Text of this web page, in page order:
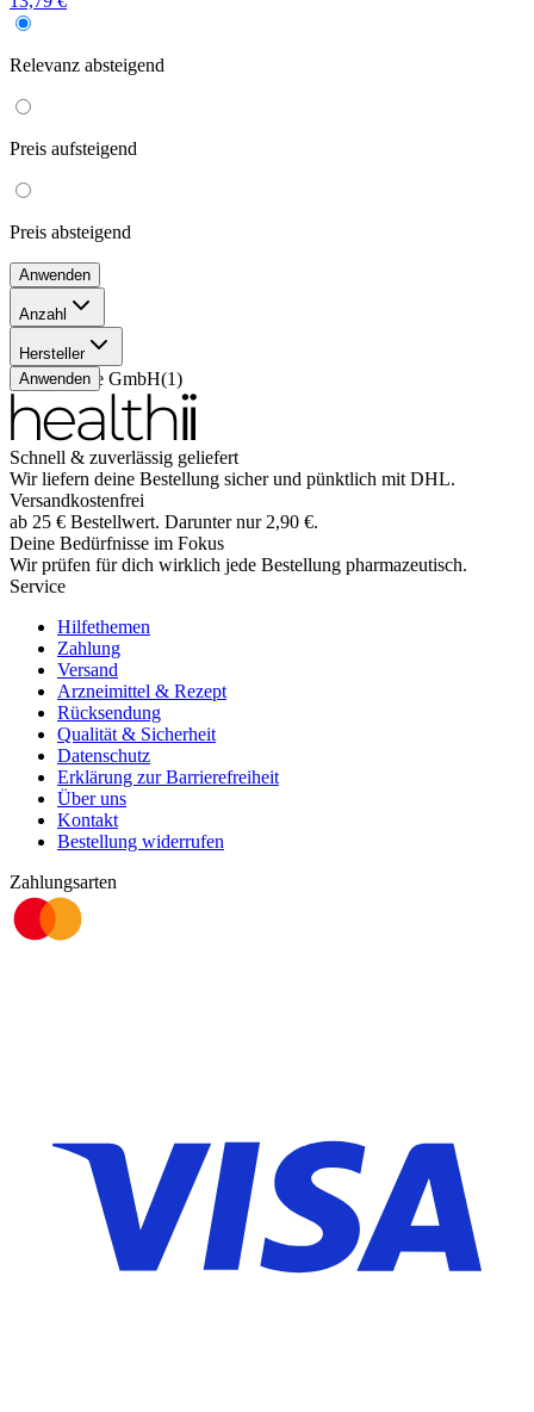
Relevanz absteigend
Preis aufsteigend
Preis absteigend
Anwenden
Anzahl
1)
Hersteller
EctoCare GmbH(1)
Anwenden
Schnell & zuverlässig geliefert
Wir liefern deine Bestellung sicher und pünktlich mit DHL.
Versandkostenfrei
ab 25 € Bestellwert. Darunter nur 2,90 €.
Deine Bedürfnisse im Fokus
Wir prüfen für dich wirklich jede Bestellung pharmazeutisch.
Service
Hilfethemen
Zahlung
Versand
Arzneimittel & Rezept
Rücksendung
Qualität & Sicherheit
Datenschutz
Erklärung zur Barrierefreiheit
Über uns
Kontakt
Bestellung widerrufen
Zahlungsarten